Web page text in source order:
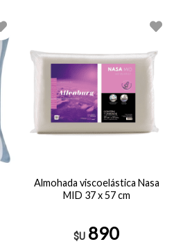
Almohada viscoelástica Nasa
MID 37 x 57 cm
$U 890